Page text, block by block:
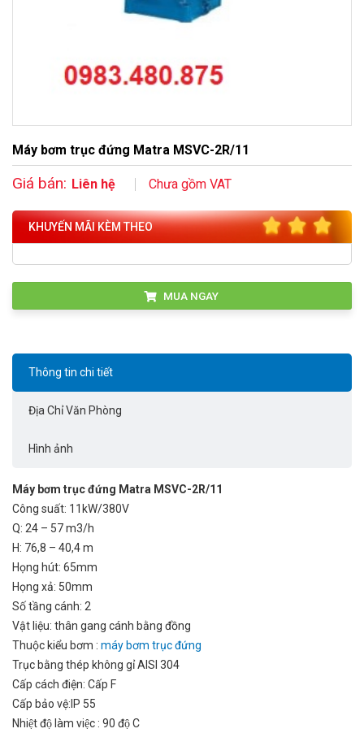
Máy bơm trục đứng Matra MSVC-2R/11
Giá bán: Liên hệ Chưa gồm VAT
KHUYẾN MÃI KÈM THEO
MUA NGAY
Thông tin chi tiết
Địa Chỉ Văn Phòng
Hình ảnh
Máy bơm trục đứng Matra MSVC-2R/11
Công suất: 11kW/380V
Q: 24 – 57 m3/h
H: 76,8 – 40,4 m
Họng hút: 65mm
Họng xả: 50mm
Số tầng cánh: 2
Vật liệu: thân gang cánh bằng đồng
Thuộc kiểu bơm : máy bơm trục đứng
Trục bằng thép không gỉ AISI 304
Cấp cách điện: Cấp F
Cấp bảo vệ:IP 55
Nhiệt độ làm việc : 90 độ C